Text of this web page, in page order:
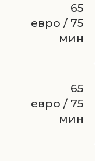
65
евро / 75
мин
65
евро / 75
мин